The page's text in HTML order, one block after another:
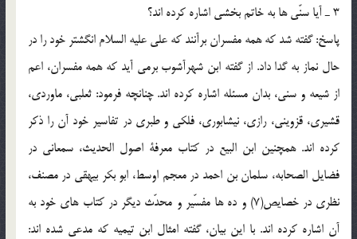
3 ـ آیا سنّی ها به خاتم بخشی اشاره کرده اند؟
پاسخ: گفته شد که همه مفسران برآنند که علی علیه السلام انگشتر خود را در
حال نماز به گدا داد. از گفته ابن شهرآشوب برمی آید که همه مفسران، اعم
از شیعه و سنی، بدان مسئله اشاره کرده اند. چنانچه فرمود: ثعلبی، ماوردی،
قشیری، قزوینی، رازی، نیشابوری، فلکی و طبری در تفاسیر خود آن را ذکر
کرده اند. همچنین ابن البیع در کتاب معرفة اصول الحدیث، سمعانی در
فضایل الصحابه، سلمان بن احمد در معجم اوسط، ابو بکر بیهقی در مصنف،
نظری در خصایص(7) و ده ها مفسّیر و محدّث دیگر در کتاب های خود به
آن اشاره کرده اند. با این بیان، گفته امثال ابن تیمیه که مدعی شده اند: